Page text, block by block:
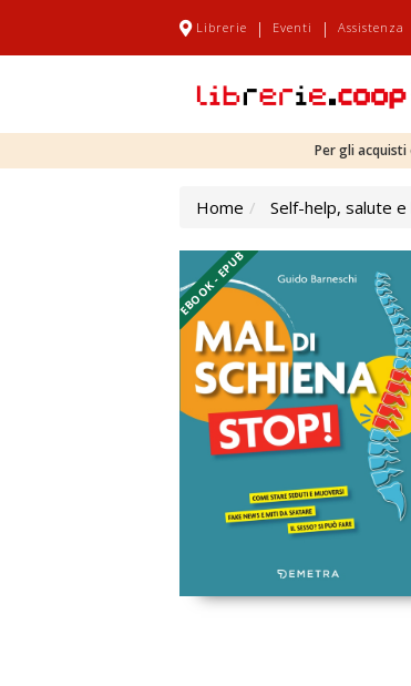
Librerie | Eventi | Assistenza
Per gli
Home Self-help, salute
EBOOK - EPUB